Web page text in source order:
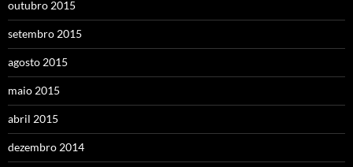
outubro 2015
setembro 2015
agosto 2015
maio 2015
abril 2015
dezembro 2014